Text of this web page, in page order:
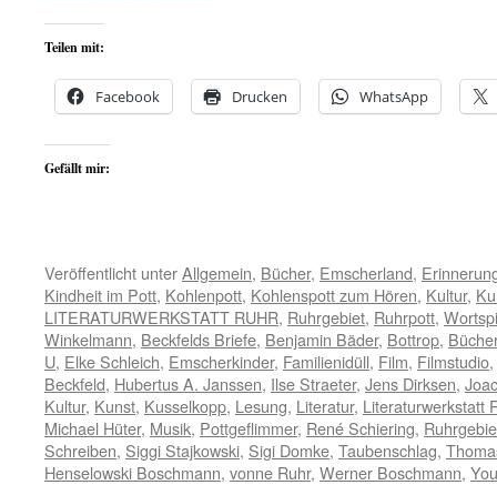
Teilen mit:
Facebook Drucken WhatsApp
Gefällt mir:
Veröffentlicht unterAllgemein, Bücher, Emscherland,
Kindheit im Pott, Kohlenpott, Kohlenspott zum Hören, Kultur,
LITERATURWERKSTATT RUHR, Ruhrgebiet, Ruhrpott,
Winkelmann, Beckfelds Briefe, Benjamin Bäder, Bottrop, Bücher
U, Elke Schleich, Emscherkinder, Familienidüll, Film, Filmstudio,
Beckfeld, Hubertus A. Janssen, Ilse Straeter, Jens Dirksen,
Kultur, Kunst, Kusselkopp, Lesung, Literatur, Literaturwerkstatt
Michael Hüter, Musik, Pottgeflimmer, René Schiering,
Schreiben, Siggi Stajkowski, Sigi Domke, Taubenschlag,
Henselowski Boschmann, vonne Ruhr, Werner Boschmann,